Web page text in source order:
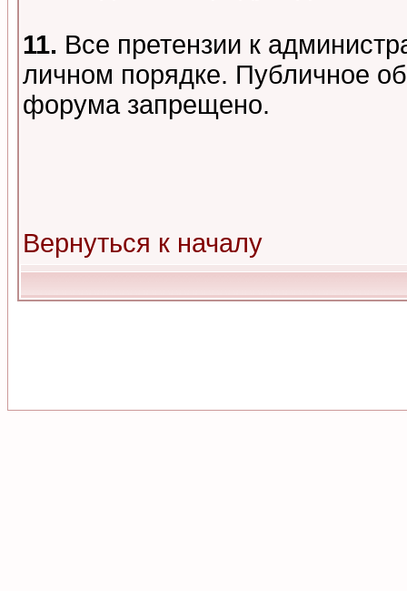
11. Все претензии к
личном порядке. Публичное
форума запрещено.
Вернуться к началу